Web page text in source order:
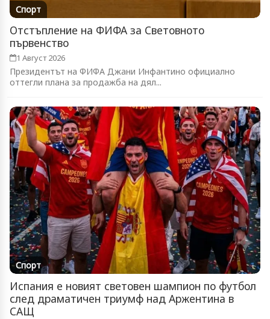
Спорт
Отстъпление на ФИФА за Световното
първенство
1 Август 2026
Президентът на ФИФА Джани Инфантино официално
оттегли плана за продажба на дял...
Спорт
Испания е новият световен шампион по футбол
след драматичен триумф над Аржентина в
САЩ